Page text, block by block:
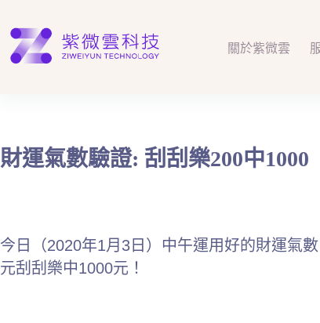
至
要
關於紫微雲
財運氣數驗證: 刮刮樂200中1000
今日（2020年1月3日）中午運用好的財運氣
元刮刮樂中1000元！